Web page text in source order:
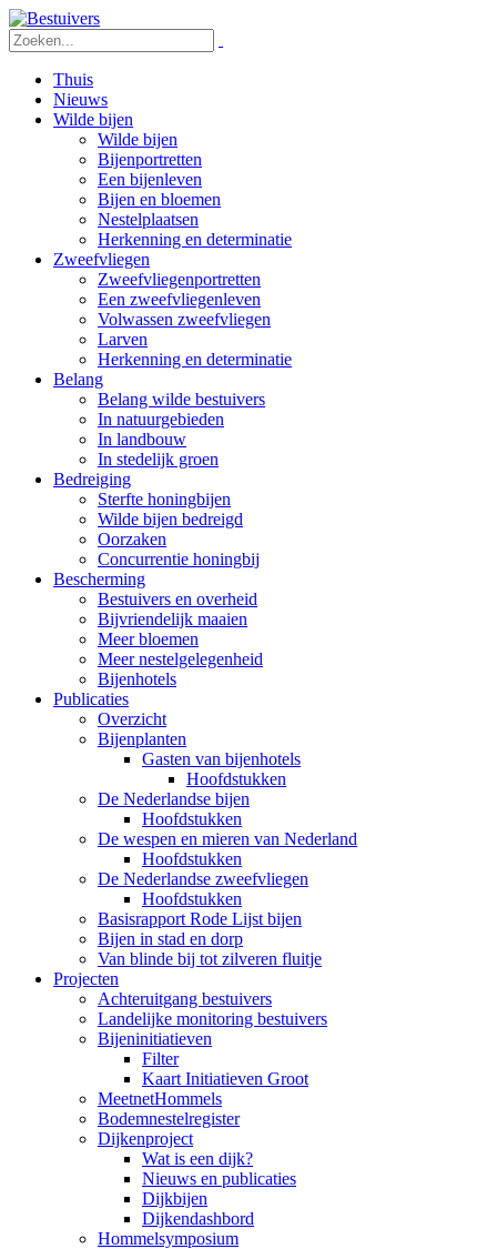
Thuis
Nieuws
Wilde bijen
Wilde bijen
Bijenportretten
Een bijenleven
Bijen en bloemen
Nestelplaatsen
Herkenning en determinatie
Zweefvliegen
Zweefvliegenportretten
Een zweefvliegenleven
Volwassen zweefvliegen
Larven
Herkenning en determinatie
Belang
Belang wilde bestuivers
In natuurgebieden
In landbouw
In stedelijk groen
Bedreiging
Sterfte honingbijen
Wilde bijen bedreigd
Oorzaken
Concurrentie honingbij
Bescherming
Bestuivers en overheid
Bijvriendelijk maaien
Meer bloemen
Meer nestelgelegenheid
Bijenhotels
Publicaties
Overzicht
Bijenplanten
Gasten van bijenhotels
Hoofdstukken
De Nederlandse bijen
Hoofdstukken
De wespen en mieren van Nederland
Hoofdstukken
De Nederlandse zweefvliegen
Hoofdstukken
Basisrapport Rode Lijst bijen
Bijen in stad en dorp
Van blinde bij tot zilveren fluitje
Projecten
Achteruitgang bestuivers
Landelijke monitoring bestuivers
Bijeninitiatieven
Filter
Kaart Initiatieven Groot
MeetnetHommels
Bodemnestelregister
Dijkenproject
Wat is een dijk?
Nieuws en publicaties
Dijkbijen
Dijkendashbord
Hommelsymposium